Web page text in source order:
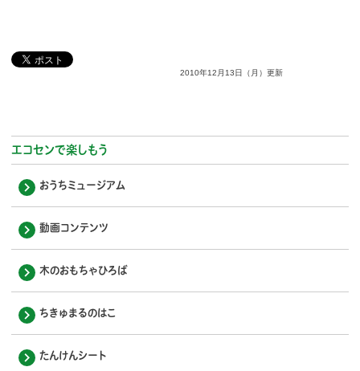
エコメイト・京エコサポーターの方
2010年12月13日（月）更新
エコセンで楽しもう
おうちミュージアム
動画コンテンツ
木のおもちゃひろば
ちきゅまるのはこ
たんけんシート